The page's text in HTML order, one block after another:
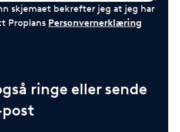
skjemaet bekrefter jeg at jeg har
Proplans Personvernerklæring
ringe eller sende
post